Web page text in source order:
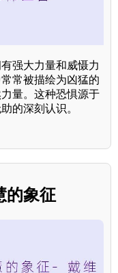
强大力量和威慑力
常被描绘为凶猛的
量。这种恐惧源于
的深刻认识。
的象征